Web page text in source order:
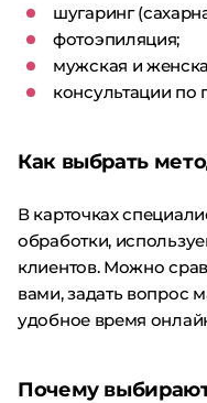
шугаринг
фотоэпиляция;
мужская и
консультации по
Как выбрать
В карточках
обработки,
клиентов. Можно
вами, задать вопрос
удобное время
Почему